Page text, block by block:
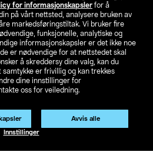
for informasjonskapsler for å
på vårt nettsted, analysere bruken av
markedsføringstiltak. Vi bruker fire
funksjonelle, analytiske og
informasjonskapsler er det ikke noe
er nødvendige for at nettstedet skal
å skreddersy dine valg, kan du
samtykke er frivillig og kan trekkes
dine innstillinger for
oss for veiledning.
Avvis alle
Innstillinger
din butikk
NO FI
Kjøpsvilkår
For bedrifter
til priser ekskl. moms